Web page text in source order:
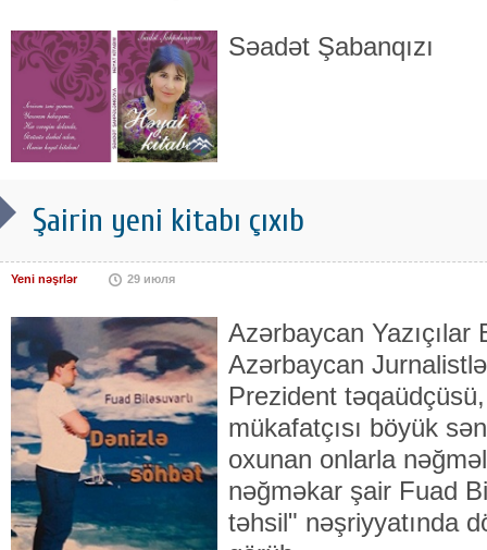
Səadət Şabanqızı
Şairin yeni kitabı çıxıb
Yeni nəşrlər 29 июля
Azərbaycan Yazıçılar
Azərbaycan
Prezident
mükafatçısı böyük
oxunan onlarla
nəğməkar şair Fuad
təhsil" nəşriyyatında